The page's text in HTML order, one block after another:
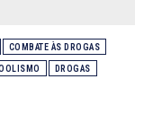
COMBATE ÀS DROGAS
DROGAS